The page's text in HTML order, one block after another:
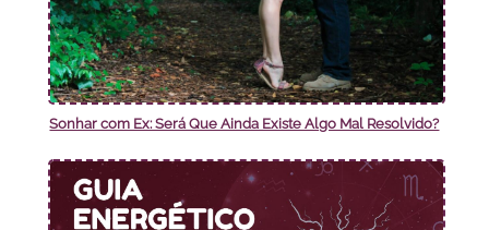
Sonhar com Ex: Será Que Ainda Existe Algo Mal Resolvido?